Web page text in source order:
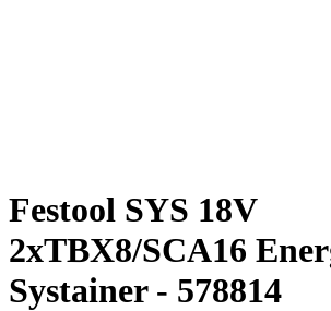
Festool SYS 18V
2xTBX8/SCA16
Systainer - 578814